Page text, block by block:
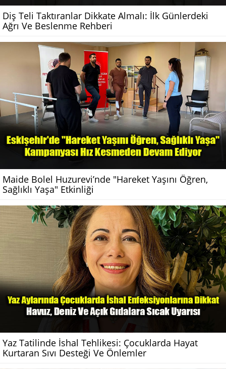
Diş Teli Taktıranlar Dikkate Almalı: İlk Günlerdeki
Ağrı Ve Beslenme Rehberi
Maide Bolel Huzurevi’nde "Hareket Yaşını Öğren,
Sağlıklı Yaşa" Etkinliği
Yaz Tatilinde İshal Tehlikesi: Çocuklarda Hayat
Kurtaran Sıvı Desteği Ve Önlemler